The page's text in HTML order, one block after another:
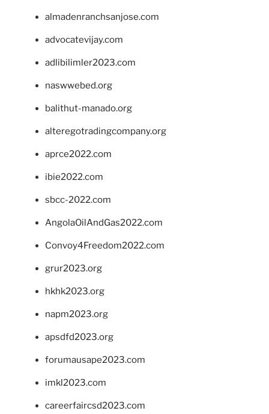
almadenranchsanjose.com
advocatevijay.com
adlibilimler2023.com
naswwebed.org
balithut-manado.org
alteregotradingcompany.org
aprce2022.com
ibie2022.com
sbcc-2022.com
AngolaOilAndGas2022.com
Convoy4Freedom2022.com
grur2023.org
hkhk2023.org
napm2023.org
apsdfd2023.org
forumausape2023.com
imkl2023.com
careerfaircsd2023.com